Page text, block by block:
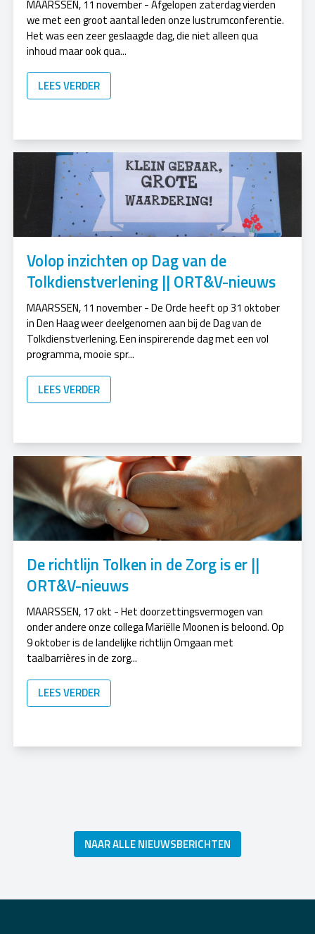
MAARSSEN, 11 november - Afgelopen zaterdag vierden
we met een groot aantal leden onze lustrumconferentie.
Het was een zeer geslaagde dag, die niet alleen qua
inhoud maar ook qua...
LEES VERDER
Volop inzichten op Dag van de
Tolkdienstverlening || ORT&V-nieuws
MAARSSEN, 11 november - De Orde heeft op 31 oktober
in Den Haag weer deelgenomen aan bij de Dag van de
Tolkdienstverlening. Een inspirerende dag met een vol
programma, mooie spr...
LEES VERDER
De richtlijn Tolken in de Zorg is er ||
ORT&V-nieuws
MAARSSEN, 17 okt - Het doorzettingsvermogen van
onder andere onze collega Mariëlle Moonen is beloond. Op
9 oktober is de landelijke richtlijn Omgaan met
taalbarrières in de zorg...
LEES VERDER
NAAR ALLE NIEUWSBERICHTEN